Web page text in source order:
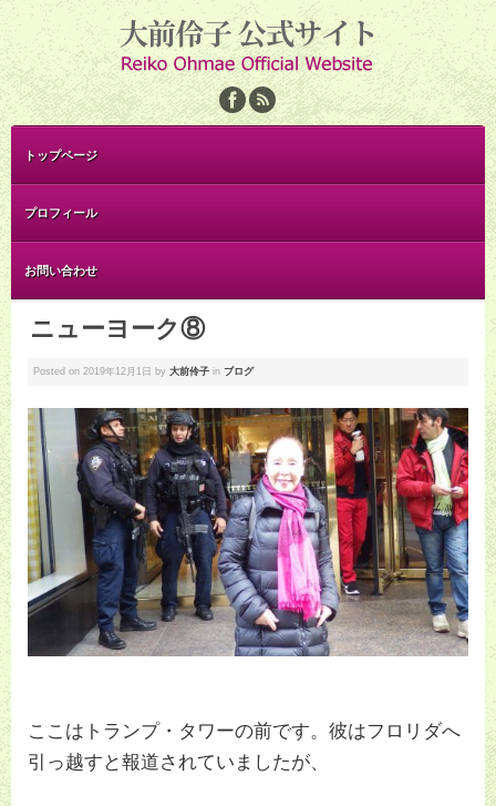
トップページ
プロフィール
お問い合わせ
ニューヨーク⑧
Posted on 2019年12月1日 by 大前伶子 in ブログ
ここはトランプ・タワーの前です。彼はフロリダへ
引っ越すと報道されていましたが、